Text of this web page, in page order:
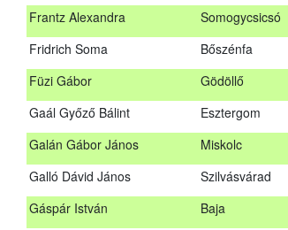
Frantz Alexandra
Somogycsicsó
Fridrich Soma
Bőszénfa
Füzi Gábor
Gödöllő
Gaál Győző Bálint
Esztergom
Galán Gábor János
Miskolc
Galló Dávid János
Szilvásvárad
Gáspár István
Baja
Fehér Roland
Nagyvisnyó
Fekete Ádám
Bocskaikert
Frantz Alexandra
Somogycsicsó
Füzi Gábor
Gödöllő
Gaál Győző Bálint
Esztergom
Galán Gábor János
Miskolc
Galló Dávid János
Szilvásvárad